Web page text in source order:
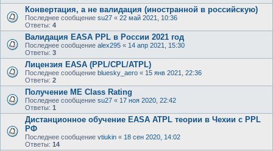
Конвертация, а не валидация (иностранной в российскую)
Последнее сообщение su27 « 22 май 2021, 10:36
Ответы: 4
Валидация EASA PPL в России 2021 год
Последнее сообщение alex295 « 14 апр 2021, 15:30
Ответы: 3
Лицензия EASA (PPL/CPL/ATPL)
Последнее сообщение bluesky_aero « 15 янв 2021, 22:36
Ответы: 2
Получение ME Class Rating
Последнее сообщение su27 « 17 ноя 2020, 22:42
Ответы: 1
Дистанционное обучение EASA ATPL теории в Чехии с PPL
РФ
Последнее сообщение vtiukin « 18 сен 2020, 14:02
Ответы: 14